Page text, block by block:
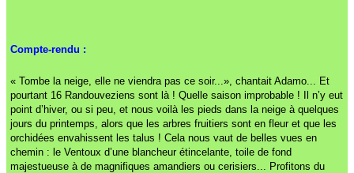
Compte-rendu :
« Tombe la neige, elle ne viendra pas ce soir...», chantait Adamo... Et
pourtant 16 Randouveziens sont là ! Quelle saison improbable ! Il n’y eut
point d’hiver, ou si peu, et nous voilà les pieds dans la neige à quelques
jours du printemps, alors que les arbres fruitiers sont en fleur et que les
orchidées envahissent les talus ! Cela nous vaut de belles vues en
chemin : le Ventoux d’une blancheur étincelante, toile de fond
majestueuse à de magnifiques amandiers ou cerisiers... Profitons du